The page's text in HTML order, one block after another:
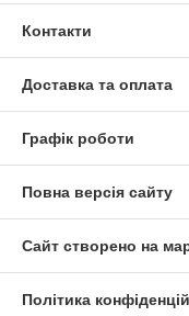
Контакти
Доставка та оплата
Графік роботи
Повна версія сайту
Сайт створено на
Політика